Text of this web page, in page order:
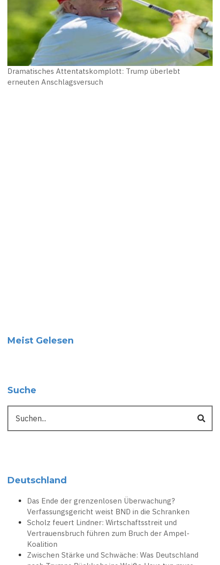
Dramatisches Attentatskomplott: Trump überlebt
erneuten Anschlagsversuch
Meist Gelesen
Suche
Deutschland
Das Ende der grenzenlosen Überwachung?
Verfassungsgericht weist BND in die Schranken
Scholz feuert Lindner: Wirtschaftsstreit und
Vertrauensbruch führen zum Bruch der Ampel-
Koalition
Zwischen Stärke und Schwäche: Was Deutschland